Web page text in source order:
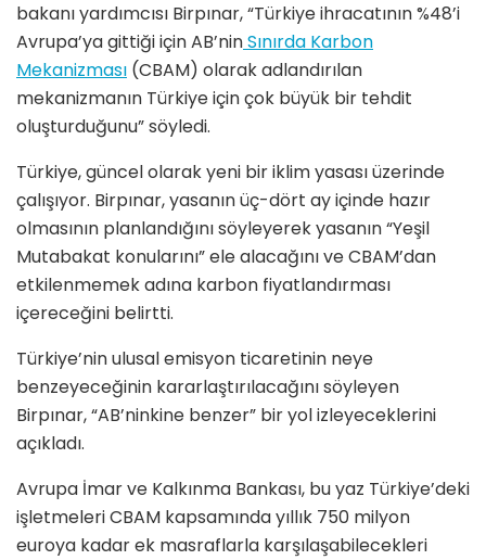
bakanı yardımcısı Birpınar, “Türkiye ihracatının %48’i
Avrupa’ya gittiği için AB’ninSınırda Karbon
Mekanizması (CBAM) olarak adlandırılan
mekanizmanın Türkiye için çok büyük bir tehdit
oluşturduğunu” söyledi.
Türkiye, güncel olarak yeni bir iklim yasası üzerinde
çalışıyor. Birpınar, yasanın üç-dört ay içinde hazır
olmasının planlandığını söyleyerek yasanın “Yeşil
Mutabakat konularını” ele alacağını ve CBAM’dan
etkilenmemek adına karbon fiyatlandırması
içereceğini belirtti.
Türkiye’nin ulusal emisyon ticaretinin neye
benzeyeceğinin kararlaştırılacağını söyleyen
Birpınar, “AB’ninkine benzer” bir yol izleyeceklerini
açıkladı.
Avrupa İmar ve Kalkınma Bankası, bu yaz Türkiye’deki
işletmeleri CBAM kapsamında yıllık 750 milyon
euroya kadar ek masraflarla karşılaşabilecekleri